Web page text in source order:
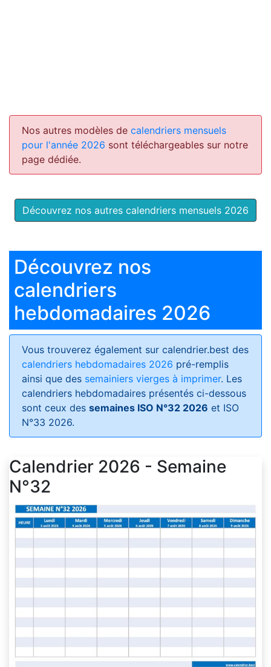
Nos autres modèles de calendriers mensuels
pour l'année 2026 sont téléchargeables sur notre
page dédiée.
Découvrez nos autres calendriers mensuels 2026
Découvrez nos
calendriers
hebdomadaires 2026
Vous trouverez également sur calendrier.best des
calendriers hebdomadaires 2026 pré-remplis
ainsi que des semainiers vierges à imprimer. Les
calendriers hebdomadaires présentés ci-dessous
sont ceux des semaines ISO N°32 2026 et ISO
N°33 2026.
Calendrier 2026 - Semaine
N°32